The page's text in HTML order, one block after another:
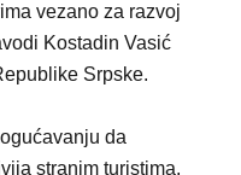
vezano za razvoj
Kostadin Vasić
Srpske.
da
stranim turistima,